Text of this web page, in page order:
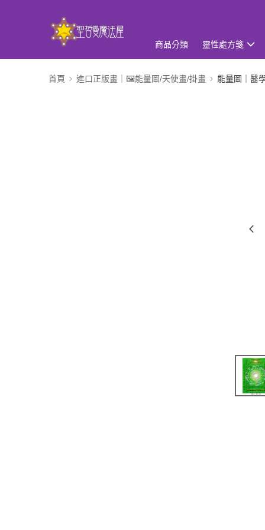
商品分類 靈性處方箋
首頁 進口正版畫｜🖼️能量圖/天使畫/掛畫 能量圖｜醫